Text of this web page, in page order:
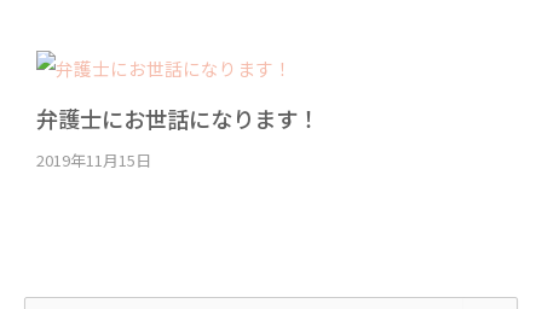
弁護士にお世話になります！
2019年11月15日